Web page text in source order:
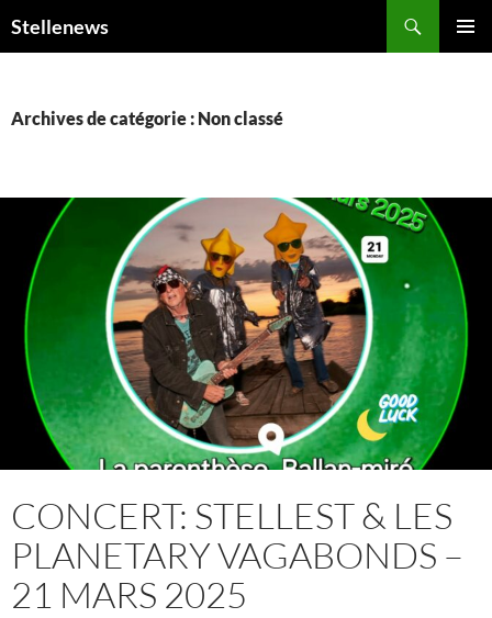
Stellenews
Archives de catégorie : Non classé
CONCERT: STELLEST & LES
PLANETARY VAGABONDS –
21 MARS 2025